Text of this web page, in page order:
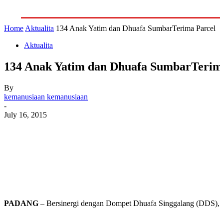
Home Aktualita 134 Anak Yatim dan Dhuafa SumbarTerima Parcel
Aktualita
134 Anak Yatim dan Dhuafa
By
kemanusiaan kemanusiaan
-
July 16, 2015
PADANG – Bersinergi dengan Dompet Dhuafa Singgalang